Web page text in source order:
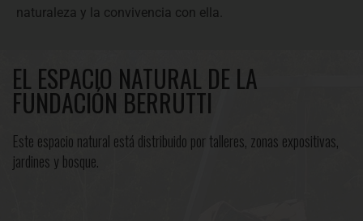
naturaleza y la convivencia con ella.
EL ESPACIO NATURAL DE LA
FUNDACIÓN BERRUTTI
Este espacio natural está distribuido por talleres, zonas expositivas,
jardines y bosque.